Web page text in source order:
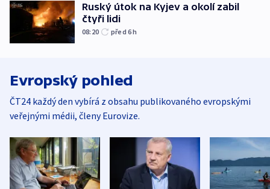
Ruský útok na Kyjev a okolí zabil
čtyři lidi
08:20 před 6h
Evropský pohled
ČT24 každý den vybírá z obsahu publikovaného evropskými
veřejnými médii, členy Eurovize.